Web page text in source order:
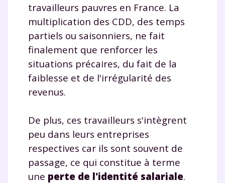
travailleurs pauvres en France. La
multiplication des CDD, des temps
partiels ou saisonniers, ne fait
finalement que renforcer les
situations précaires, du fait de la
faiblesse et de l'irrégularité des
revenus.
De plus, ces travailleurs s'intègrent
peu dans leurs entreprises
respectives car ils sont souvent de
passage, ce qui constitue à terme
une perte de l'identité salariale.
pendant 24h notre
plateforme de soutien
scolaire !
Fiches de cours et vidéos, exercices
corrigés, podcasts de révisions
Unespace dédié aux parents
Tout le programme scolaire du CP à
la Terminale
Des profs expérimentés disponibles
à la demande par tchat, audio ou
vidéo